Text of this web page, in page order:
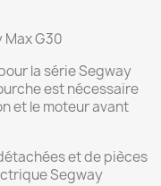
Max G30
la série Segway
est nécessaire
et le moteur avant
et de pièces
Segway